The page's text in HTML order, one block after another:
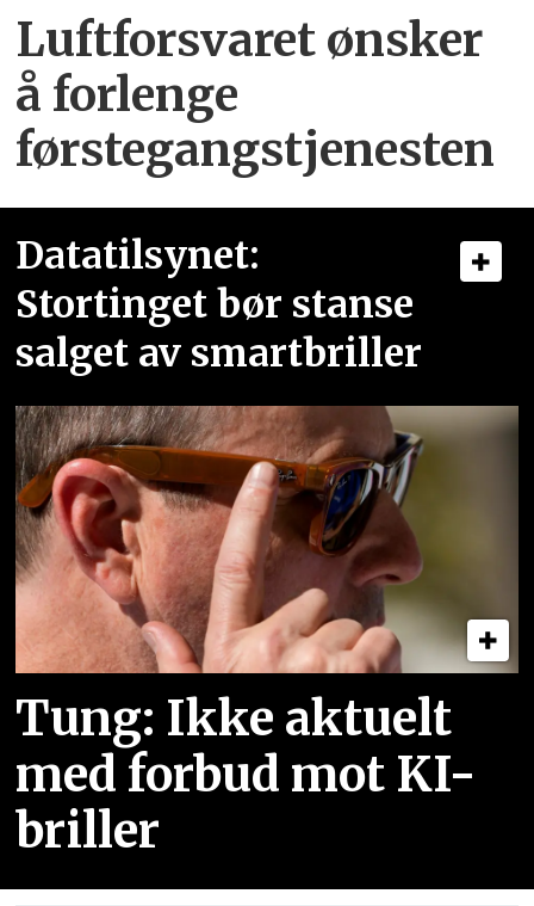
Luftforsvaret ønsker
å forlenge
førstegangstjenesten
Datatilsynet:
Stortinget bør stanse
salget av smartbriller
Tung: Ikke aktuelt
med forbud mot KI-
briller